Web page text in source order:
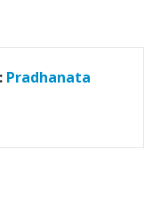
Pradhanata